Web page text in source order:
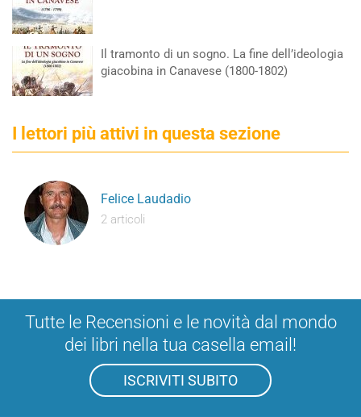
Il tramonto di un sogno. La fine dell’ideologia
giacobina in Canavese (1800-1802)
I lettori più attivi in questa sezione
Felice Laudadio
2 articoli
Tutte le Recensioni e le novità dal mondo
dei libri nella tua casella email!
ISCRIVITI SUBITO